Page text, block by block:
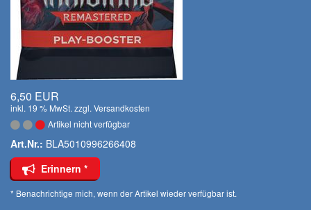
6,50 EUR
inkl. 19 % MwSt. zzgl. Versandkosten
Artikel nicht verfügbar
Art.Nr.: BLA5010996266408
Erinnern *
* Benachrichtige mich, wenn der Artikel wieder verfügbar ist.